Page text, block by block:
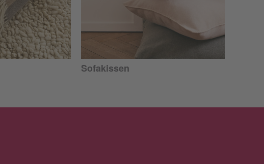
Sofakissen